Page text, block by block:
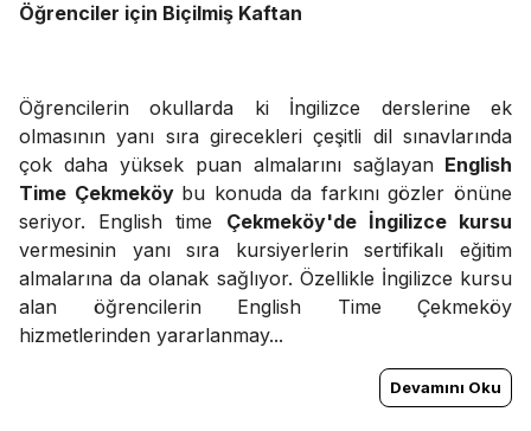
Öğrenciler için Biçilmiş Kaftan
Öğrencilerin okullarda ki İngilizce derslerine ek
olmasının yanı sıra girecekleri çeşitli dil sınavlarında
çok daha yüksek puan almalarını sağlayan English
Time Çekmeköy bu konuda da farkını gözler önüne
seriyor. English time Çekmeköy'de İngilizce kursu
vermesinin yanı sıra kursiyerlerin sertifikalı eğitim
almalarına da olanak sağlıyor. Özellikle İngilizce kursu
alan öğrencilerin English Time Çekmeköy
hizmetlerinden yararlanmay...
Devamını Oku